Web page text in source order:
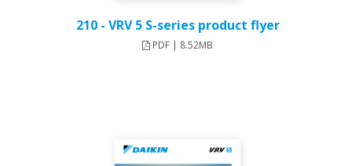
210 - VRV 5 S-series product flyer
PDF | 8.52MB